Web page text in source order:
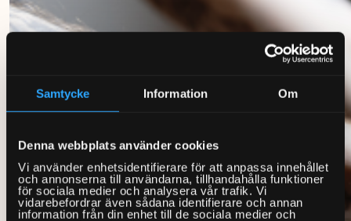
Samtycke Information Om
Denna webbplats använder cookies
Vi använder enhetsidentifierare för att anpassa innehållet
och annonserna till användarna, tillhandahålla funktioner
för sociala medier och analysera vår trafik. Vi
vidarebefordrar även sådana identifierare och annan
information från din enhet till de sociala medier och